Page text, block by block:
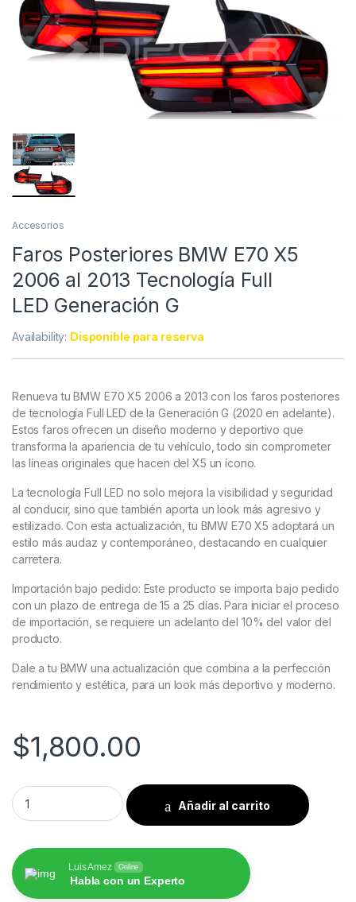
Accesorios
Faros Posteriores BMW E70 X5
2006 al 2013 Tecnología Full
LED Generación G
Availability: Disponible para reserva
Renueva tu BMW E70 X5 2006 a 2013 con los faros posteriores
de tecnología Full LED de la Generación G (2020 en adelante).
Estos faros ofrecen un diseño moderno y deportivo que
transforma la apariencia de tu vehículo, todo sin comprometer
las líneas originales que hacen del X5 un ícono.
La tecnología Full LED no solo mejora la visibilidad y seguridad
al conducir, sino que también aporta un look más agresivo y
estilizado. Con esta actualización, tu BMW E70 X5 adoptará un
estilo más audaz y contemporáneo, destacando en cualquier
carretera.
Importación bajo pedido: Este producto se importa bajo pedido
con un plazo de entrega de 15 a 25 días. Para iniciar el proceso
de importación, se requiere un adelanto del 10% del valor del
producto.
Dale a tu BMW una actualización que combina a la perfección
rendimiento y estética, para un look más deportivo y moderno.
$1,800.00
Faros Posteriores BMW E70 X5 2006 al 2013 Tecnología Full
Añadir al carrito
Luis Amez Online
Habla con un Experto